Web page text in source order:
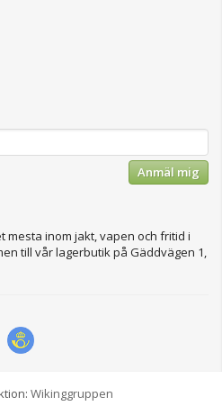
Anmäl mig
mesta inom jakt, vapen och fritid i
till vår lagerbutik på Gäddvägen 1,
Wikinggruppen